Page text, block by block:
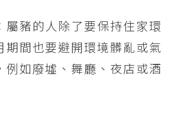
屬豬的人除了要保持住家環
期間也要避開環境髒亂或氣
例如廢墟、舞廳、夜店或酒